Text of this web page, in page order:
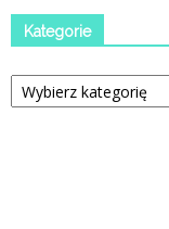
Kategorie
Kategorie